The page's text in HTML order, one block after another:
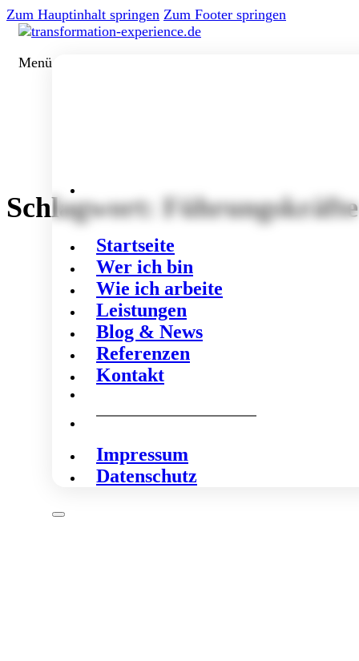
Zum Hauptinhalt springen Zum Footer springen
Menü
Startseite
Wer ich bin
Wie ich arbeite
Leistungen
Blog & News
Referenzen
Kontakt
Impressum
Datenschutz
Schlagwort: